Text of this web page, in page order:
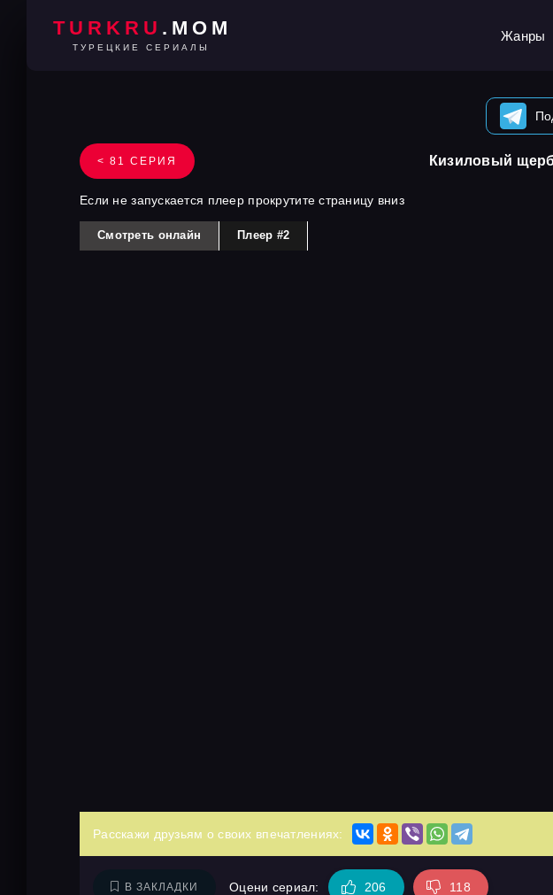
TURKRU .MOM
ТУРЕЦКИЕ СЕРИАЛЫ
Жанры
< 81 СЕРИЯ Кизиловый
Если не запускается плеер прокрутите страницу вниз
Смотреть онлайн Плеер #2
Расскажи друзьям о своих впечатлениях:
В ЗАКЛАДКИ Оцени сериал: 206 118